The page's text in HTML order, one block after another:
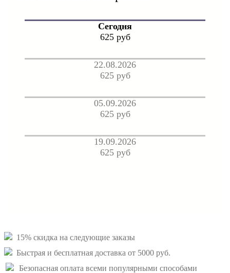
Сегодня
625 руб
22.08.2026
625 руб
05.09.2026
625 руб
19.09.2026
625 руб
15% скидка на следующие заказы
Быстрая и бесплатная доставка от 5000 руб.
Безопасная оплата всеми популярными способами